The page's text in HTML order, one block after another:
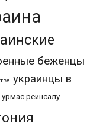
беженцы
украинцы в
урмас рейнсалу